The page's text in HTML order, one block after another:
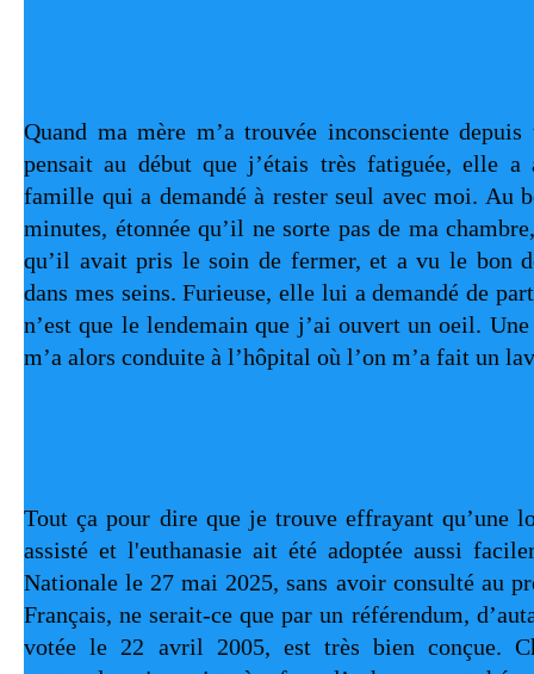
Quand ma mère m’a trouvée inconsciente
pensait au début que j’étais très fatiguée, elle a
famille qui a demandé à rester seul avec moi. Au
minutes, étonnée qu’il ne sorte pas de ma
qu’il avait pris le soin de fermer, et a vu le bon
dans mes seins. Furieuse, elle lui a demandé de
n’est que le lendemain que j’ai ouvert un oeil.
m’a alors conduite à l’hôpital où l’on m’a fait un
Tout ça pour dire que je trouve effrayant qu’une
assisté et l'euthanasie ait été adoptée aussi
Nationale le 27 mai 2025, sans avoir consulté au
Français, ne serait-ce que par un référendum,
votée le 22 avril 2005, est très bien conçue.